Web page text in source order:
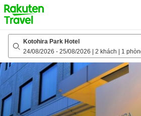
to
top
page
Kotohira Park Hotel
24/08/2026 - 25/08/2026 2 khách 1